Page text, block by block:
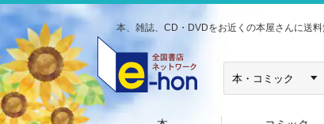
本、雑誌、CD・DVDをお近くの本屋さんに送料